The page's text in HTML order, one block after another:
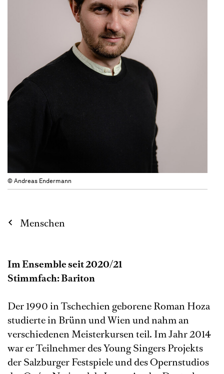
© Andreas Endermann
Menschen
Im Ensemble seit 2020/21
Stimmfach: Bariton
Der 1990 in Tschechien geborene Roman Hoza
studierte in Brünn und Wien und nahm an
verschiedenen Meisterkursen teil. Im Jahr 2014
war er Teilnehmer des Young Singers Projekts
der Salzburger Festspiele und des Opernstudios